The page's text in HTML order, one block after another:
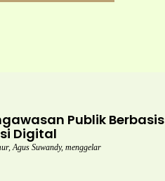
Publik Berbasis
Digital
Agus Suwandy, menggelar